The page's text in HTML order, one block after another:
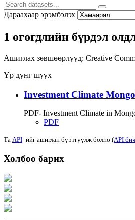
Дараахаар эрэмбэлэх
1 өгөгдлийн бүрдэл
Ашиглах зөвшөөрлүүд: Creative
Үр дүнг шүүх
Investment Climate
PDF- Investment Climate in
PDF
Та API -ийг ашиглан бүртгүүлж болно (API
Холбоо барих